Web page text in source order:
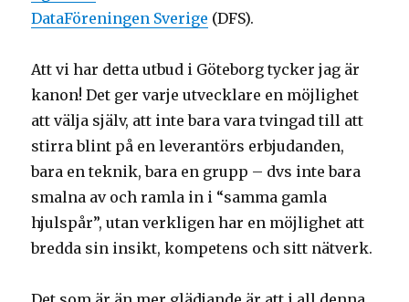
DataFöreningen Sverige (DFS).
Att vi har detta utbud i Göteborg tycker jag är
kanon! Det ger varje utvecklare en möjlighet
att välja själv, att inte bara vara tvingad till att
stirra blint på en leverantörs erbjudanden,
bara en teknik, bara en grupp – dvs inte bara
smalna av och ramla in i “samma gamla
hjulspår”, utan verkligen har en möjlighet att
bredda sin insikt, kompetens och sitt nätverk.